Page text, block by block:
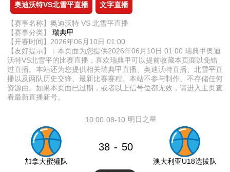
奥迪沃特VS北雪平直播 文字直播
【赛事名称】奥迪沃特 VS 北雪平直播
【赛事分类】 瑞典甲
【开赛时间】2026年06月10日 01:00
【友好提示】：本页面为您提供2026年06月10日 01:00 瑞典甲奥迪
沃特VS北雪平的比赛直播，喜欢瑞典甲可以提前收藏本页面以免错
过直播。本站还为您提供相关瑞典甲直播、奥迪沃特直播、北雪平直
播以及两队历史交锋、最新比赛赛程。本站不参与制作、不存储任何
资源由。如果本页面已过期，或者以上信号位都无效，请进入主页查
看最新直播新号。
08-10
10:00 明日之星
加拿大蜜獾队
38 - 50
澳大利亚U18选拔队